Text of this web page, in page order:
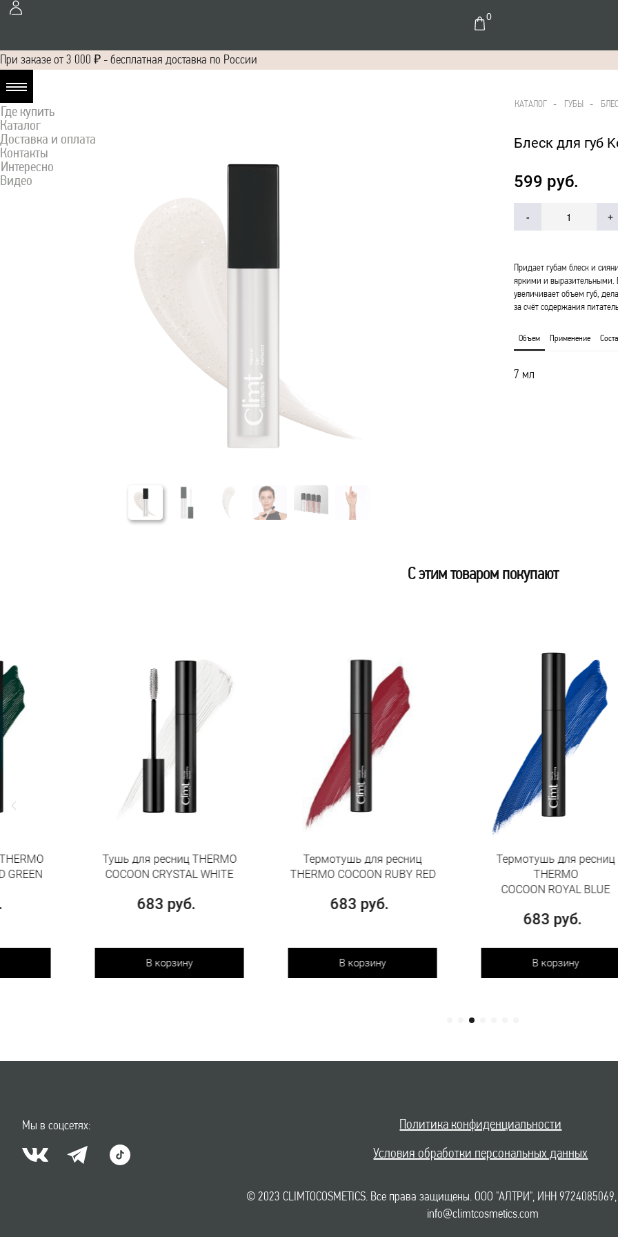
0
Где купить
Каталог
Доставка и оплата
Контакты
Интересно
Видео
При заказе от 3 000 ₽ - бесплатная доставка по России
КАТАЛОГ- ГУБЫ -
Блеск для губ
599 руб.
- +
Придает губам блеск и
яркими и выразительными.
увеличивает объем губ,
за счёт содержания
Объем Применение
7 мл
С этим товаром покупают
Тушь для ресниц THERMO
COCOON CRYSTAL WHITE
Термотушь для ресниц
THERMO COCOON RUBY RED
Термотушь для ресниц
COCOON ROYAL BLUE
Мы в соцсетях:
Политика конфиденциальности
Условия обработки персональных данных
© 2023 CLIMTOCOSMETICS. Все права защищены. ООО "АЛТРИ", ИНН
info@climtcosmetics.com